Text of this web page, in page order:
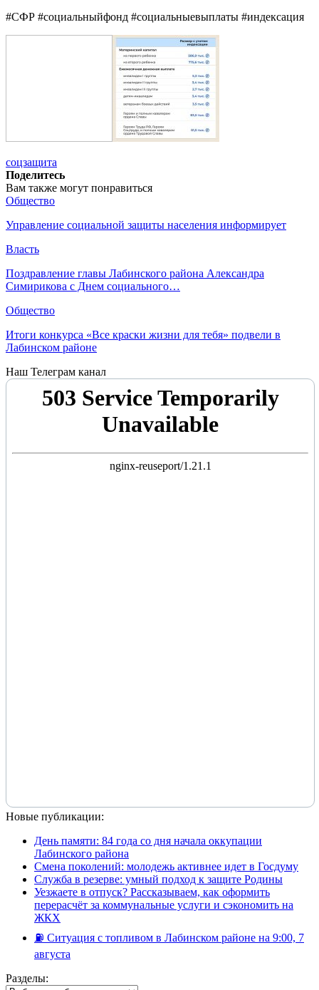
#СФР #социальныйфонд #социальныевыплаты #индексация
соцзащита
Поделитесь
Вам также могут понравиться
Общество
Управление социальной защиты населения информирует
Власть
Поздравление главы Лабинского района Александра
Симирикова с Днем социального…
Общество
Итоги конкурса «Все краски жизни для тебя» подвели в
Лабинском районе
Наш Телеграм канал
Новые публикации:
День памяти: 84 года со дня начала оккупации
Лабинского района
Смена поколений: молодежь активнее идет в Госдуму
Служба в резерве: умный подход к защите Родины
Уезжаете в отпуск? Рассказываем, как оформить
перерасчёт за коммунальные услуги и сэкономить на
ЖКХ
⛽️ Ситуация с топливом в Лабинском районе на 9:00, 7
августа
Разделы: